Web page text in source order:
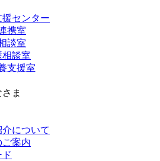
センター
携室
談室
相談室
支援室
ま
について
案内